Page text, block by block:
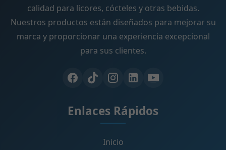
calidad para licores, cócteles y otras bebidas.
Nuestros productos están diseñados para mejorar su
marca y proporcionar una experiencia excepcional
para sus clientes.
Enlaces Rápidos
Inicio